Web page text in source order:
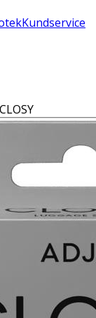
Kundservice